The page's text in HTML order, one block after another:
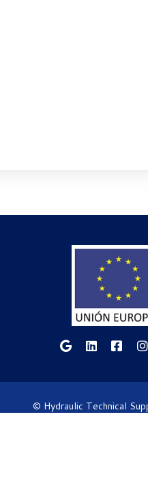
© Hydraulic Technical